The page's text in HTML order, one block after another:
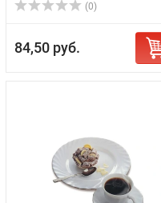
(0)
84,50 руб.